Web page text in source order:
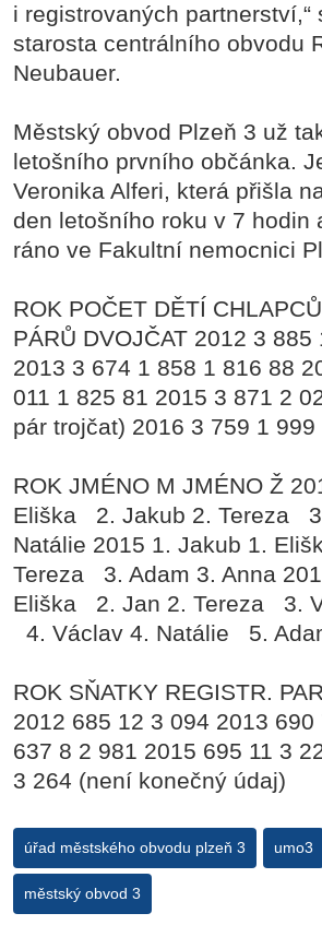
i registrovaných partnerství,“
starosta centrálního obvodu
Neubauer.
Městský obvod Plzeň 3 už
letošního prvního občánka.
Veronika Alferi, která přišla
den letošního roku v 7 hodin
ráno ve Fakultní nemocnici
ROK POČET DĚTÍ
PÁRŮ DVOJČAT 2012 3
2013 3 674 1 858 1 816 88
011 1 825 81 2015 3 871 2
pár trojčat) 2016 3 759 1
ROK JMÉNO M JMÉNO Ž
Eliška 2. Jakub 2. Tereza
Natálie 2015 1. Jakub 1.
Tereza 3. Adam 3. Anna
Eliška 2. Jan 2. Tereza 3.
4. Václav 4. Natálie 5.
ROK SŇATKY REGISTR.
2012 685 12 3 094 2013 690
637 8 2 981 2015 695 11 3
3 264 (není konečný údaj)
úřad městského obvodu plzeň 3 umo3
městský obvod 3